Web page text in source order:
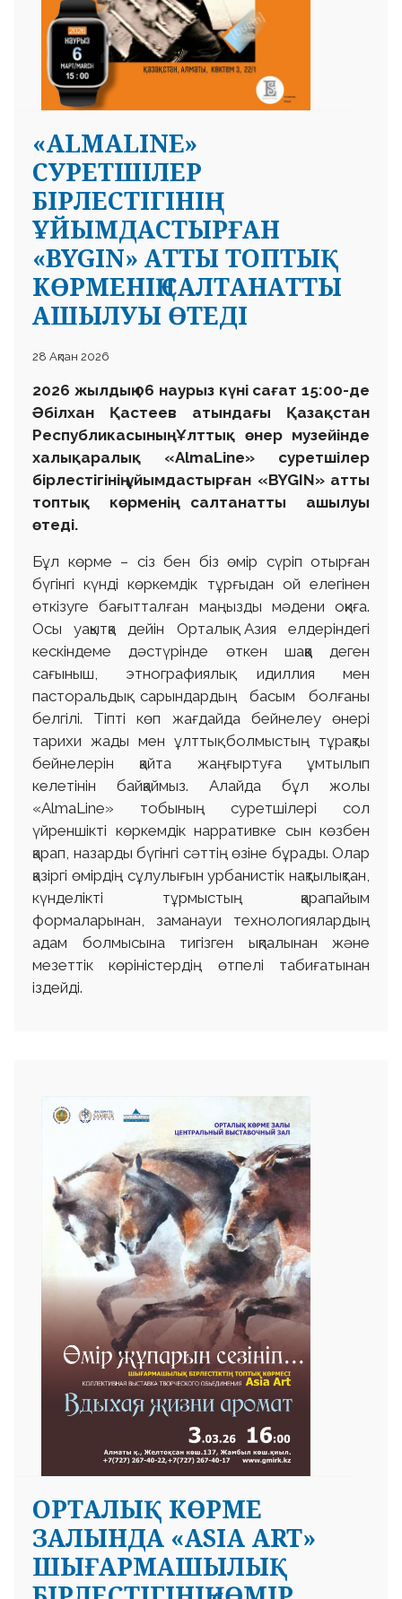
«ALMALINE»
СУРЕТШІЛЕР
БІРЛЕСТІГІНІҢ
ҰЙЫМДАСТЫРҒАН
«BYGIN» АТТЫ ТОПТЫҚ
КӨРМЕНІҢ САЛТАНАТТЫ
АШЫЛУЫ ӨТЕДІ
28 Ақпан 2026
2026 жылдың 06 наурыз күні сағат 15:00-де
Әбілхан Қастеев атындағы Қазақстан
Республикасының Ұлттық өнер музейінде
халықаралық «AlmaLine» суретшілер
бірлестігінің ұйымдастырған «BYGIN» атты
топтық көрменің салтанатты ашылуы
өтеді.
Бұл көрме – сіз бен біз өмір сүріп отырған
бүгінгі күнді көркемдік тұрғыдан ой елегінен
өткізуге бағытталған маңызды мәдени оқиға.
Осы уақытқа дейін Орталық Азия елдеріндегі
кескіндеме дәстүрінде өткен шаққа деген
сағыныш, этнографиялық идиллия мен
пасторальдық сарындардың басым болғаны
белгілі. Тіпті көп жағдайда бейнелеу өнері
тарихи жады мен ұлттық болмыстың тұрақты
бейнелерін қайта жаңғыртуға ұмтылып
келетінін байқаймыз. Алайда бұл жолы
«AlmaLine» тобының суретшілері сол
үйреншікті көркемдік нарративке сын көзбен
қарап, назарды бүгінгі сәттің өзіне бұрады. Олар
қазіргі өмірдің сұлулығын урбанистік нақтылықтан,
күнделікті тұрмыстың қарапайым
формаларынан, заманауи технологиялардың
адам болмысына тигізген ықпалынан және
мезеттік көріністердің өтпелі табиғатынан
іздейді.
ОРТАЛЫҚ КӨРМЕ
ЗАЛЫНДА «ASIA ART»
ШЫҒАРМАШЫЛЫҚ